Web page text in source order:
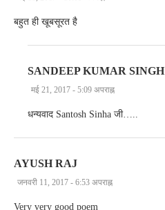
बहुत ही खूबसूरत है
SANDEEP KUMAR SINGH
मई 21, 2017 - 5:09 अपराह्न
धन्यवाद Santosh Sinha जी…..
AYUSH RAJ
जनवरी 11, 2017 - 6:53 अपराह्न
Very very good poem